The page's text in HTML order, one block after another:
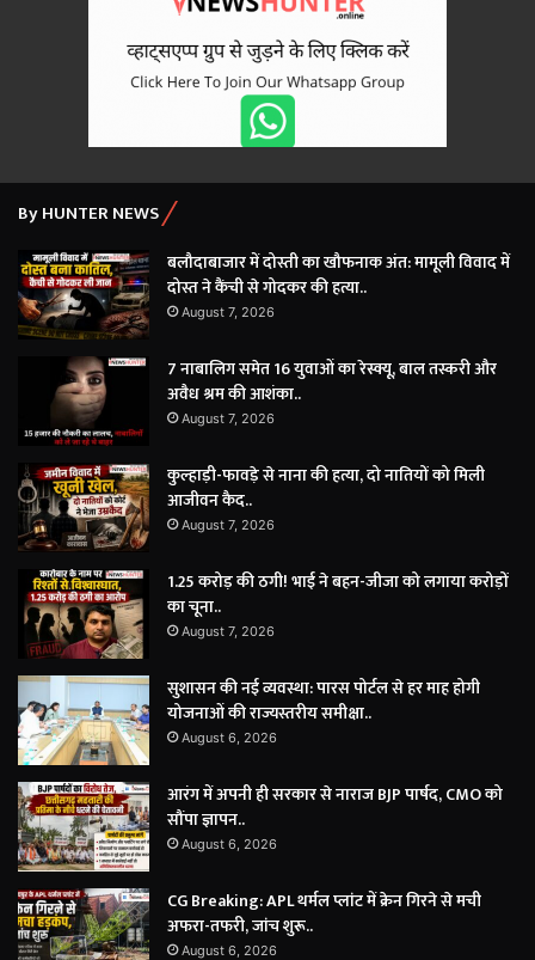
By HUNTER NEWS
बलौदाबाजार में दोस्ती का खौफनाक अंत: मामूली विवाद में
दोस्त ने कैंची से गोदकर की हत्या..
August 7, 2026
7 नाबालिग समेत 16 युवाओं का रेस्क्यू, बाल तस्करी और
अवैध श्रम की आशंका..
August 7, 2026
कुल्हाड़ी-फावड़े से नाना की हत्या, दो नातियों को मिली
आजीवन कैद..
August 7, 2026
1.25 करोड़ की ठगी! भाई ने बहन-जीजा को लगाया करोड़ों
का चूना..
August 7, 2026
सुशासन की नई व्यवस्था: पारस पोर्टल से हर माह होगी
योजनाओं की राज्यस्तरीय समीक्षा..
August 6, 2026
आरंग में अपनी ही सरकार से नाराज BJP पार्षद, CMO को
सौंपा ज्ञापन..
August 6, 2026
CG Breaking: APL थर्मल प्लांट में क्रेन गिरने से मची
अफरा-तफरी, जांच शुरू..
August 6, 2026